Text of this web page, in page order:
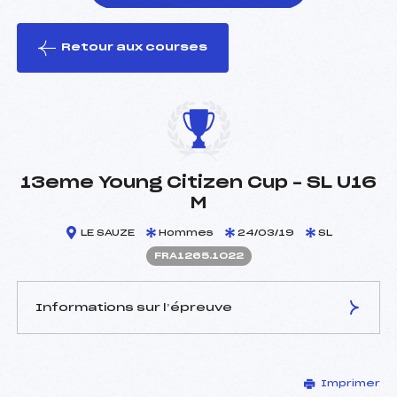
le ski
Retour aux courses
13eme Young Citizen Cup – SL U16
M
LE SAUZE Hommes 24/03/19 SL
FRA1265.1022
Informations sur l’épreuve
CROSETTI PAOLO (ITA)
Imprimer